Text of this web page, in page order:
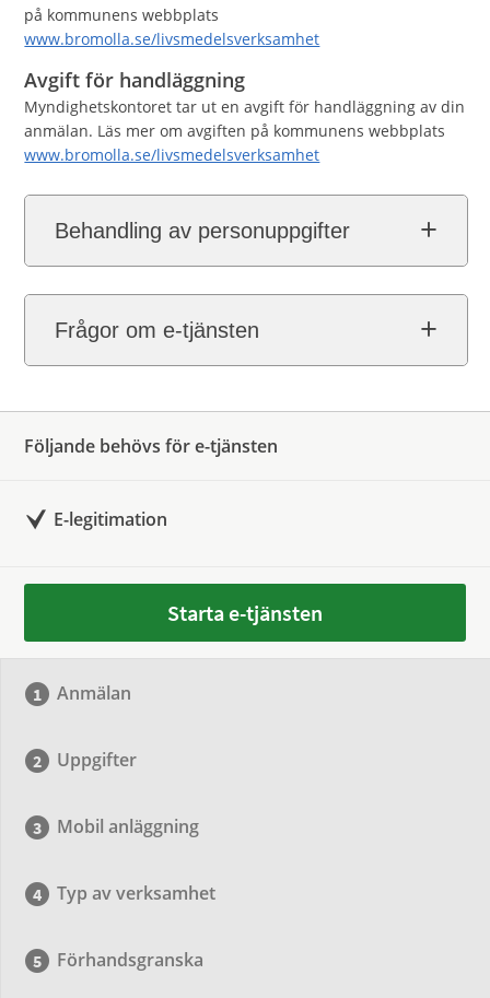
på kommunens webbplats
www.bromolla.se/livsmedelsverksamhet
Avgift för handläggning
Myndighetskontoret tar ut en avgift för handläggning av din
anmälan. Läs mer om avgiften på kommunens webbplats
www.bromolla.se/livsmedelsverksamhet
Behandling av personuppgifter
Frågor om e-tjänsten
Följande behövs för e-tjänsten
E-legitimation
Starta e-tjänsten
Anmälan
Uppgifter
Mobil anläggning
Typ av verksamhet
Förhandsgranska